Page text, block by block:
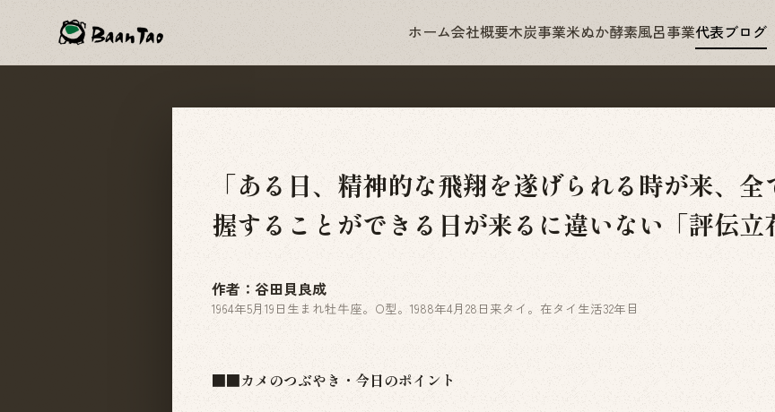
ホーム会社概要木炭事業米ぬか酵素風呂事業代表ブログ
「ある日、精神的な飛翔を遂げられる時が来、
握することができる日が来るに違いない「評伝立
作者：谷田貝良成
1964年5月19日生まれ牡牛座。O型。1988年4月28日来タイ。在タイ生活32年目
■■カメのつぶやき・今日のポイント